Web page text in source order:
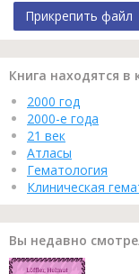
Прикрепить файл
Книга находятся в
2000 год
2000-е года
21 век
Атласы
Гематология
Клиническая
Вы недавно